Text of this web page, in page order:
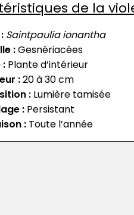
de la
Saintpaulia ionantha
:Gesnériacées
:Plante d’intérieur
:20 à 30 cm
:Lumière tamisée
:Persistant
:Toute l’année